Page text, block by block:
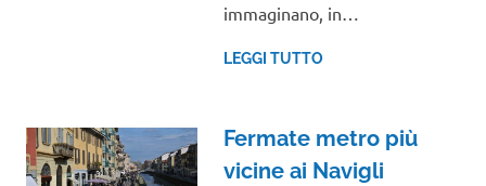
immaginano, in…
LEGGI TUTTO
Fermate metro più
vicine ai Navigli